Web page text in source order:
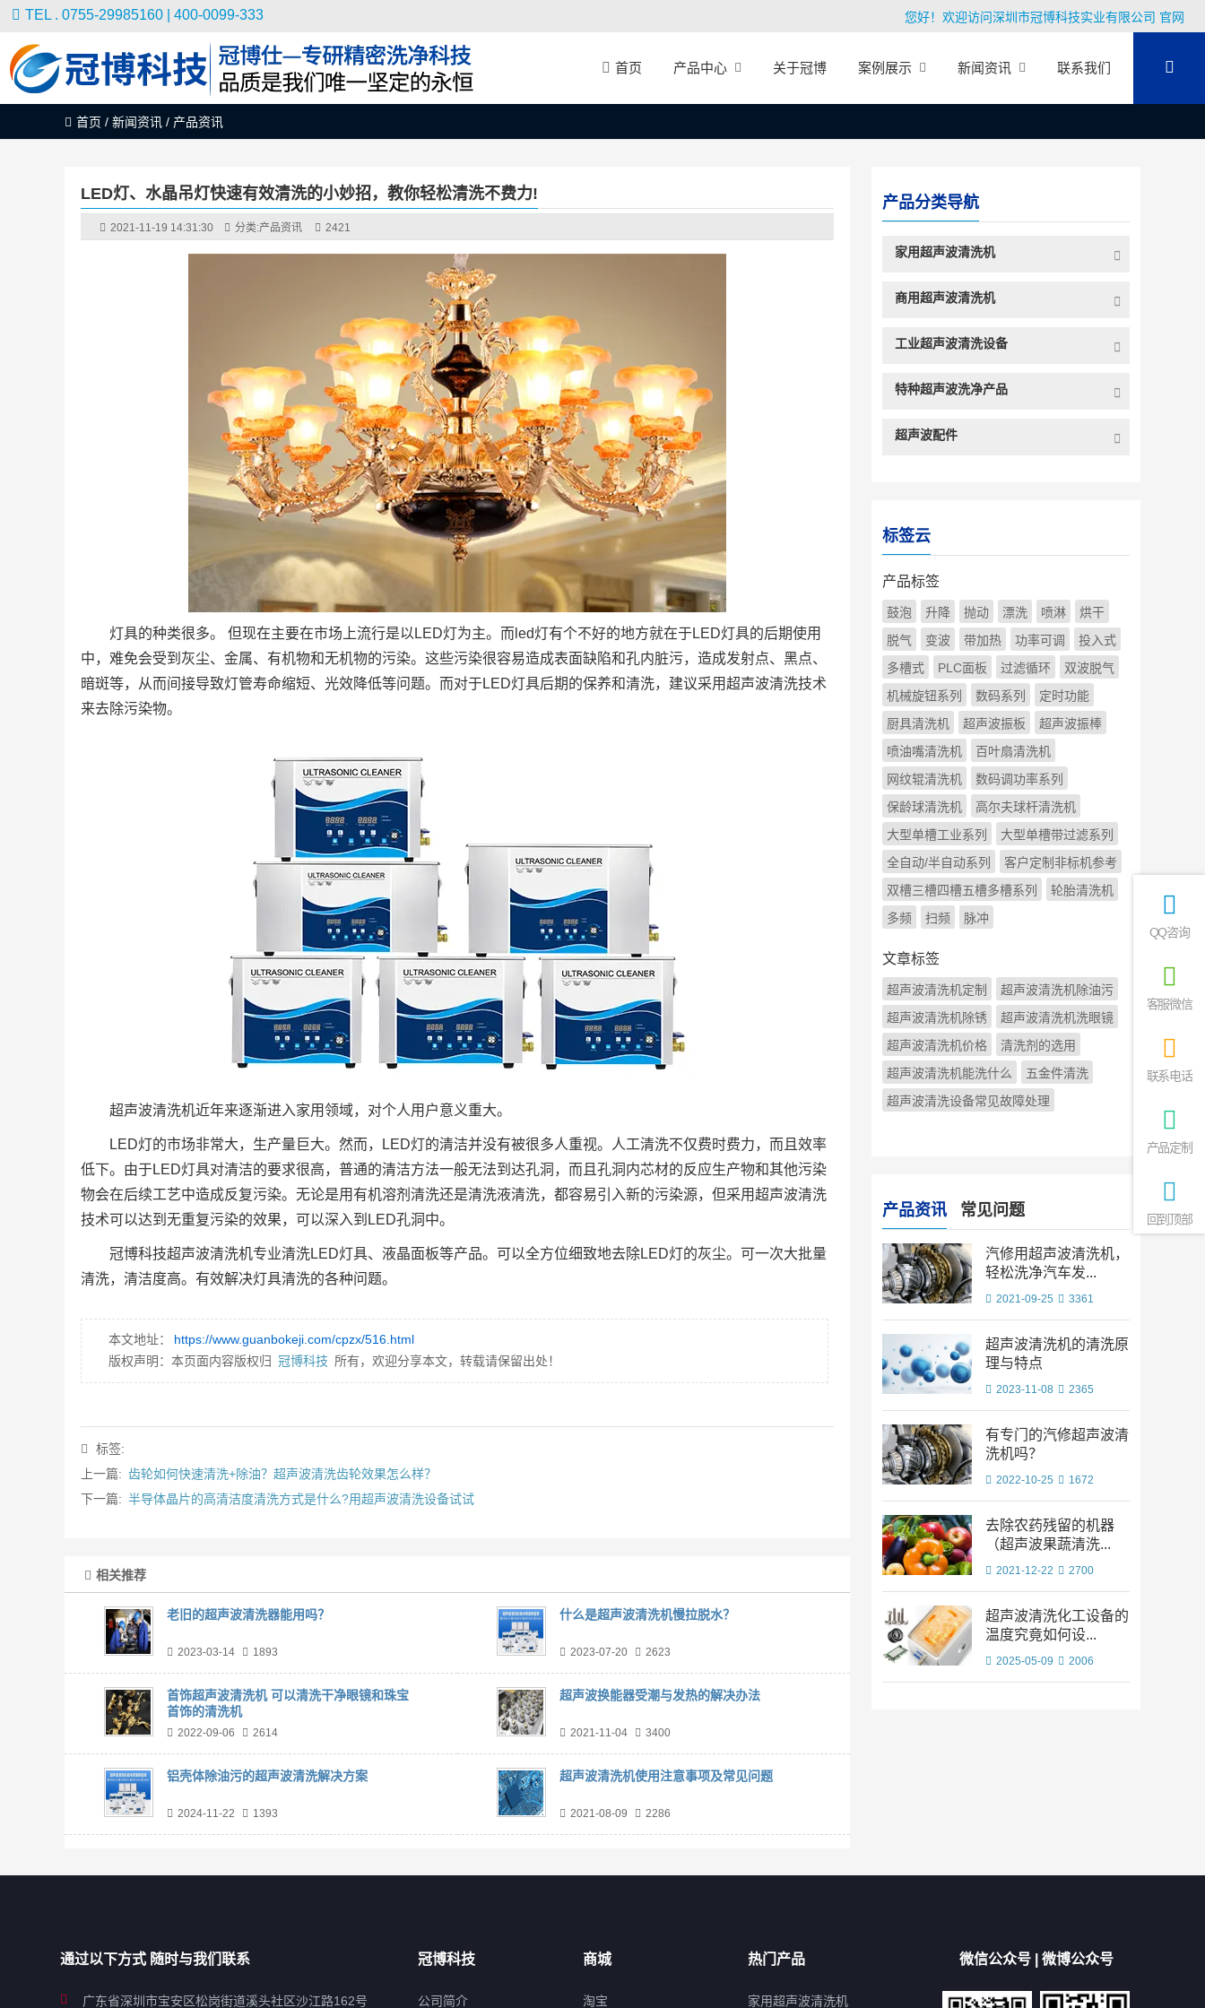
TEL . 0755-29985160 | 400-0099-333 您好！欢迎访问深圳市冠博科技实业有限公司 官网
首页 产品中心 关于冠博 案例展示 新闻资讯 联系我们
首页 / 新闻资讯 / 产品资讯
LED灯、水晶吊灯快速有效清洗的小妙招，教你轻松清洗不费力!
2021-11-19 14:31:30 分类:产品资讯 2421
灯具的种类很多。 但现在主要在市场上流行是以LED灯为主。而led灯有个不好的地方就在于LED灯具的后期使用
中，难免会受到灰尘、金属、有机物和无机物的污染。这些污染很容易造成表面缺陷和孔内脏污，造成发射点、黑点、
暗斑等，从而间接导致灯管寿命缩短、光效降低等问题。而对于LED灯具后期的保养和清洗，建议采用超声波清洗技术
来去除污染物。
超声波清洗机近年来逐渐进入家用领域，对个人用户意义重大。
LED灯的市场非常大，生产量巨大。然而，LED灯的清洁并没有被很多人重视。人工清洗不仅费时费力，而且效率
低下。由于LED灯具对清洁的要求很高，普通的清洁方法一般无法到达孔洞，而且孔洞内芯材的反应生产物和其他污染
物会在后续工艺中造成反复污染。无论是用有机溶剂清洗还是清洗液清洗，都容易引入新的污染源，但采用超声波清洗
技术可以达到无重复污染的效果，可以深入到LED孔洞中。
冠博科技超声波清洗机专业清洗LED灯具、液晶面板等产品。可以全方位细致地去除LED灯的灰尘。可一次大批量
清洗，清洁度高。有效解决灯具清洗的各种问题。
本文地址：
https://www.guanbokeji.com/cpzx/516.html
版权声明：本页面内容版权归 冠博科技 所有，欢迎分享本文，转载请保留出处！
标签:
上一篇: 齿轮如何快速清洗+除油？超声波清洗齿轮效果怎么样？
下一篇: 半导体晶片的高清洁度清洗方式是什么?用超声波清洗设备试试
相关推荐
老旧的超声波清洗器能用吗？
2023-03-14 1893
什么是超声波清洗机慢拉脱水？
2023-07-20 2623
首饰超声波清洗机 可以清洗干净眼镜和珠宝
首饰的清洗机
2022-09-06 2614
超声波换能器受潮与发热的解决办法
2021-11-04 3400
铝壳体除油污的超声波清洗解决方案
2024-11-22 1393
超声波清洗机使用注意事项及常见问题
2021-08-09 2286
产品分类导航
家用超声波清洗机
商用超声波清洗机
工业超声波清洗设备
特种超声波洗净产品
超声波配件
标签云
产品标签
鼓泡 升降 抛动 漂洗 喷淋
烘干
脱气
变波 带加热 功率可调
投入式
多槽式
PLC面板 过滤循环
双波脱气
机械旋钮系列
数码系列
定时功能
厨具清洗机
超声波振板
超声波振棒
喷油嘴清洗机
百叶扇清洗机
网纹辊清洗机
数码调功率系列
保龄球清洗机
高尔夫球杆清洗机
大型单槽工业系列
大型单槽带过滤系列
全自动/半自动系列
客户定制非标机参考
双槽三槽四槽五槽多槽系列
轮胎清洗机
多频
扫频 脉冲
文章标签
超声波清洗机定制
超声波清洗机除油污
超声波清洗机除锈
超声波清洗机洗眼镜
超声波清洗机价格
清洗剂的选用
超声波清洗机能洗什么
五金件清洗
超声波清洗设备常见故障处理
产品资讯 常见问题
汽修用超声波清洗机，
轻松洗净汽车发...
2021-09-25 3361
超声波清洗机的清洗原
理与特点
2023-11-08 2365
有专门的汽修超声波清
洗机吗？
2022-10-25 1672
去除农药残留的机器
（超声波果蔬清洗...
2021-12-22 2700
超声波清洗化工设备的
温度究竟如何设...
2025-05-09 2006
通过以下方式 随时与我们联系
广东省深圳市宝安区松岗街道溪头社区沙江路162号
冠博科技
公司简介
商城
淘宝
热门产品
家用超声波清洗机
微信公众号 | 微博公众号
QQ咨询
客服微信
联系电话
产品定制
回到顶部